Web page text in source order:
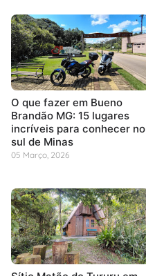
O que fazer em Bueno
Brandão MG: 15 lugares
incríveis para conhecer no
sul de Minas
05 Março, 2026